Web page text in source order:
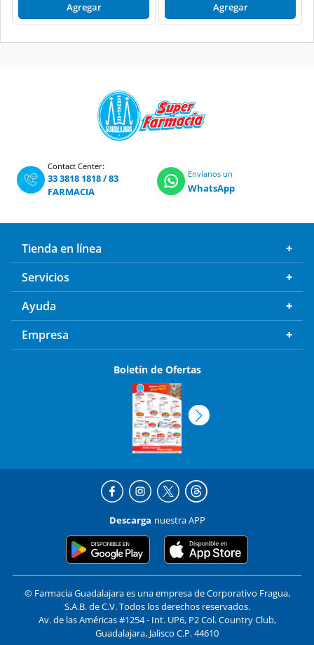
Agregar Agregar
Contact Center:
33 3818 1818/83
FARMACIA
Envíanos un
WhatsApp
Tienda en línea
Servicios
Ayuda
Empresa
Boletín de Ofertas
Descarga nuestra APP
© Farmacia Guadalajara es una empresa de Corporativo Fragua,
S.A.B. de C.V. Todos los derechos reservados.
Av. de las Américas #1254 - Int. UP6, P2 Col. Country Club,
Guadalajara, Jalisco C.P. 44610